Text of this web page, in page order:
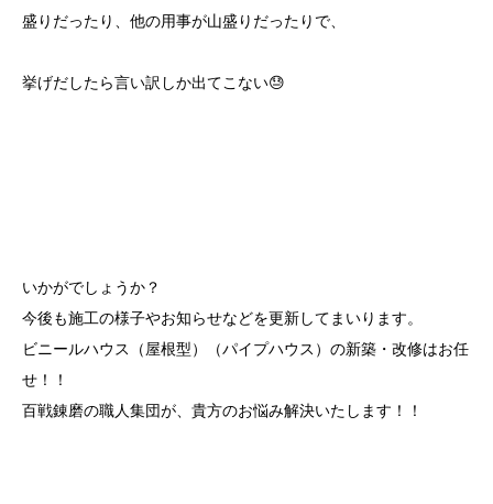
盛りだったり、他の用事が山盛りだったりで、
挙げだしたら言い訳しか出てこない😓
いかがでしょうか？
今後も施工の様子やお知らせなどを更新してまいります。
ビニールハウス（屋根型）（パイプハウス）の新築・改修はお任
せ！！
百戦錬磨の職人集団が、貴方のお悩み解決いたします！！